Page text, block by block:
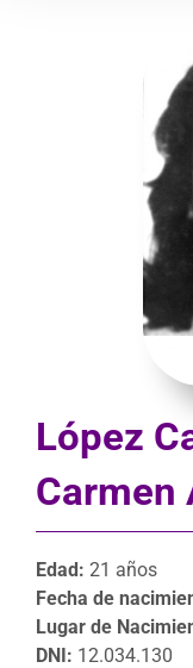
López
Carmen
Edad: 21 años
Fecha de
Lugar de
DNI: 12.034.130